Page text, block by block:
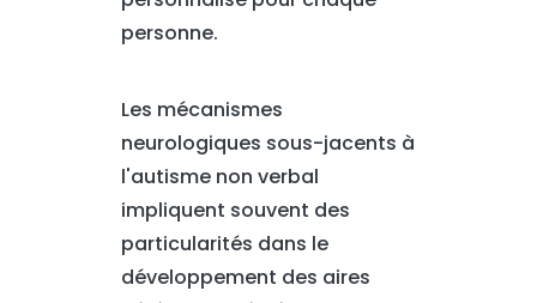
personne.
Les mécanismes
neurologiques sous-jacents à
l'autisme non verbal
impliquent souvent des
particularités dans le
développement des aires